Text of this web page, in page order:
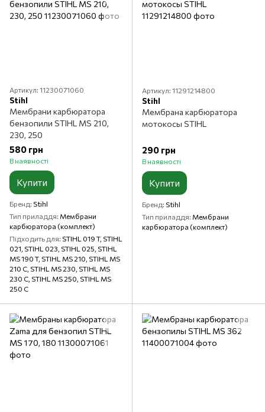
Артикул: 11230071060
Stihl
Мембрани карбюратора
бензопили STIHL MS 210,
230, 250
580 грн
В наявності
Купити
Бренд Stihl
Тип приладдя Мембрани
карбюратора (комплект)
Підходить для STIHL 019 T, STIHL
021, STIHL 023, STIHL 025, STIHL
MS 190 T, STIHL MS 210, STIHL MS
210 C, STIHL MS 230, STIHL MS
230 C, STIHL MS 250, STIHL MS
250 C
Артикул: 11291214800
Stihl
Мембрана карбюратора
мотокосы STIHL
290 грн
В наявності
Купити
Бренд Stihl
Тип приладдя Мембрани
карбюратора (комплект)